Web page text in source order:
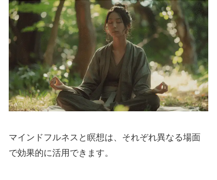
マインドフルネスと瞑想は、それぞれ異なる場面
で効果的に活用できます。